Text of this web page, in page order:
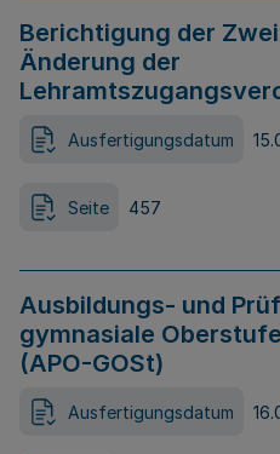
Berichtigung der
Änderung der
Ausfertigungsdatum
Seite 457
Ausbildungs- und
gymnasiale
(APO-GOSt)
Ausfertigungsdatum